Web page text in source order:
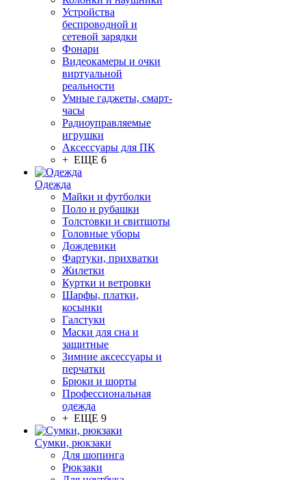
Устройства
беспроводной и
сетевой зарядки
Фонари
Видеокамеры и очки
виртуальной
реальности
Умные гаджеты, смарт-
часы
Радиоуправляемые
игрушки
Аксессуары для ПК
+ ЕЩЕ 6
Одежда
Майки и футболки
Поло и рубашки
Толстовки и свитшоты
Головные уборы
Дождевики
Фартуки, прихватки
Жилетки
Куртки и ветровки
Шарфы, платки,
косынки
Галстуки
Маски для сна и
защитные
Зимние аксессуары и
перчатки
Брюки и шорты
Профессиональная
одежда
+ ЕЩЕ 9
Сумки, рюкзаки
Для шопинга
Рюкзаки